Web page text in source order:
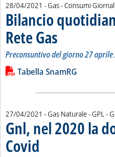
28/04/2021 - Gas - Consumi
Bilancio
Rete Gas . Sottotitolo:
. Pubblicata mercoledì
Preconsuntivo del giorno 27 aprile
Leggi tutta la notizia:
Lista allegati PDF alla
Tabella SnamRG
27/04/2021 - Gas Naturale - GPL -
Gnl, nel 2020 la
Covid